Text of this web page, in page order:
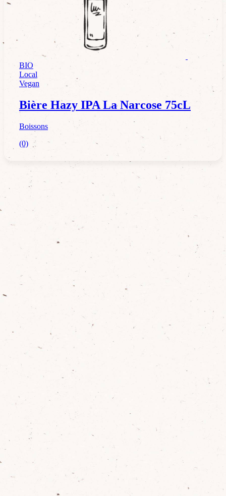
BIO
Local
Vegan
Bière Hazy IPA La Narcose 75cL
Boissons
(0)